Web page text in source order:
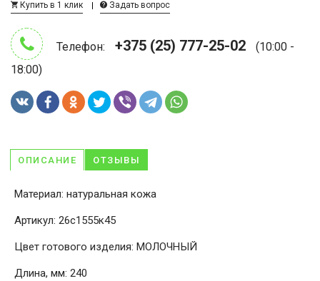
Купить в 1 клик Задать вопрос
Телефон: +375 (25) 777-25-02
(10:00 -
18:00)
ОПИСАНИЕ ОТЗЫВЫ
Материал: натуральная кожа
Артикул: 26с1555к45
Цвет готового изделия: МОЛОЧНЫЙ
Длина, мм: 240